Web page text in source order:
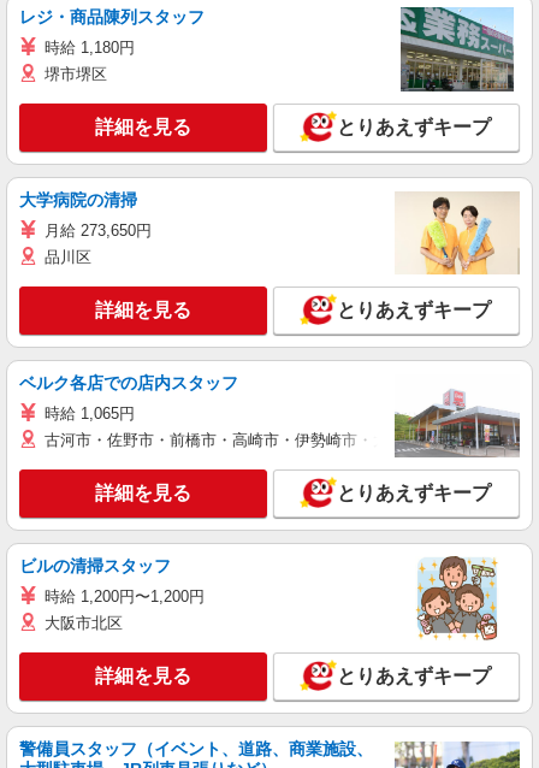
レジ・商品陳列スタッフ
時給 1,180円
堺市堺区
詳細を見る とりあえずキープ
大学病院の清掃
月給 273,650円
品川区
詳細を見る とりあえずキープ
ベルク各店での店内スタッフ
時給 1,065円
古河市・佐野市・前橋市・高崎市・伊勢崎市・太田市・館林市・藤
詳細を見る とりあえずキープ
ビルの清掃スタッフ
時給 1,200円〜1,200円
大阪市北区
詳細を見る とりあえずキープ
警備員スタッフ（イベント、道路、商業施設、